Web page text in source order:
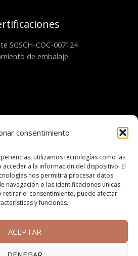
consentimiento
utilizamos tecnologías como las
a la información del dispositivo. El
nos permitirá procesar datos
navegación o las identificaciones únicas
retirar el consentimiento, puede afectar
y funciones.
ACEPTAR
SGSCH-COC-007124
de embalaje
Aviso legal
de cookies
de privacidad
de compra online